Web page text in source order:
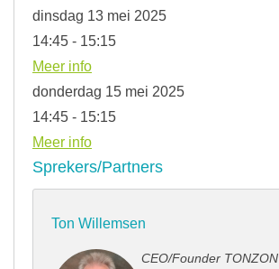
dinsdag 13 mei 2025
14:45 - 15:15
Meer info
donderdag 15 mei 2025
14:45 - 15:15
Meer info
Sprekers/Partners
Ton Willemsen
CEO/Founder TONZON